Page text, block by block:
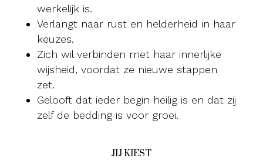
werkelijk is.
Verlangt naar rust en helderheid in haar
keuzes.
Zich wil verbinden met haar innerlijke
wijsheid, voordat ze nieuwe stappen
zet.
Gelooft dat ieder begin heilig is en dat zij
zelf de bedding is voor groei.
JIJ KIEST